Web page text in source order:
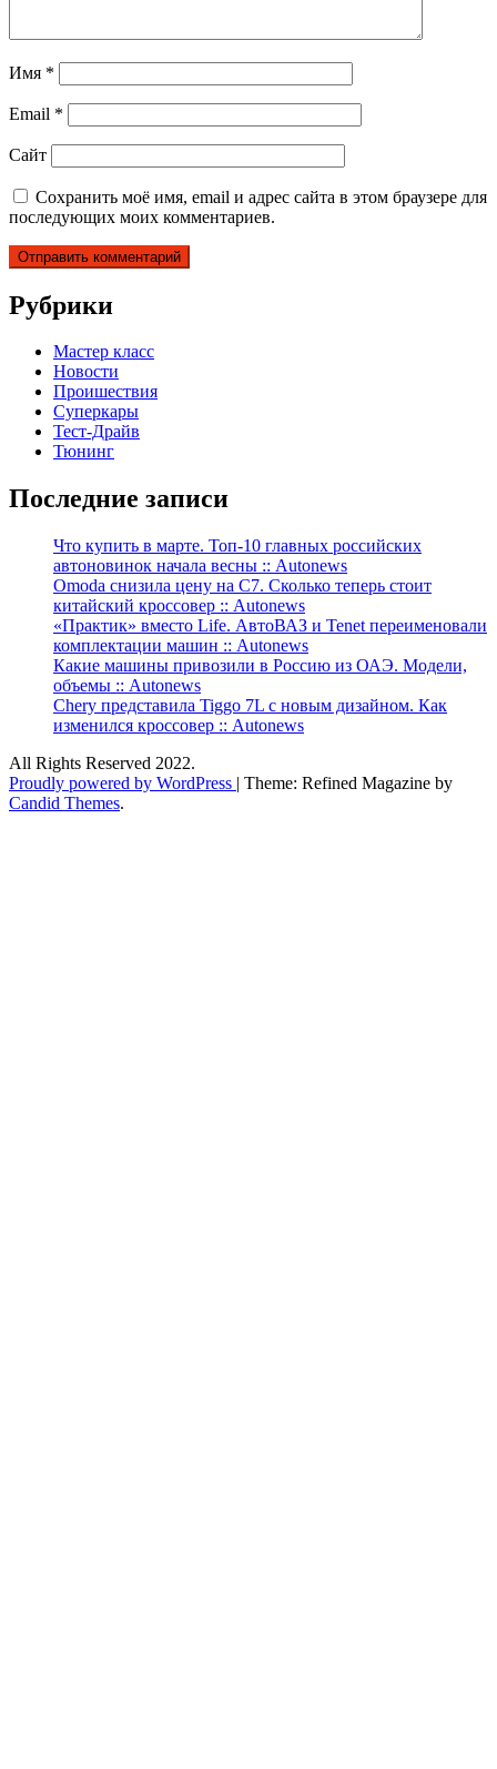
Имя *
Email *
Сайт
Сохранить моё имя, email и адрес сайта в этом браузере для
последующих моих комментариев.
Рубрики
Мастер класс
Новости
Проишествия
Суперкары
Тест-Драйв
Тюнинг
Последние записи
Что купить в марте. Топ-10 главных российских
автоновинок начала весны :: Autonews
Omoda снизила цену на C7. Сколько теперь стоит
китайский кроссовер :: Autonews
«Практик» вместо Life. АвтоВАЗ и Tenet переименовали
комплектации машин :: Autonews
Какие машины привозили в Россию из ОАЭ. Модели,
объемы :: Autonews
Chery представила Tiggo 7L с новым дизайном. Как
изменился кроссовер :: Autonews
All Rights Reserved 2022.
Proudly powered by WordPress | Theme: Refined Magazine by
Candid Themes.